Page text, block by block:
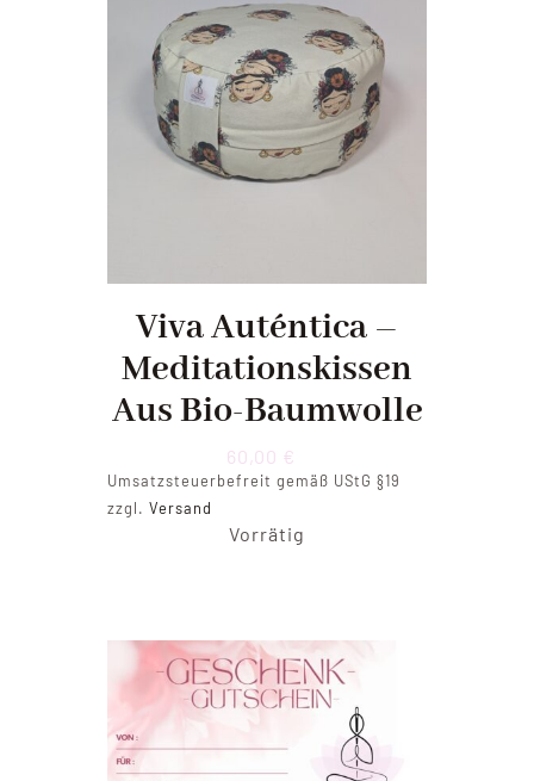
Viva Auténtica –
Meditationskissen
Aus Bio-Baumwolle
60,00 €
Umsatzsteuerbefreit gemäß UStG §19
zzgl.Versand
Vorrätig